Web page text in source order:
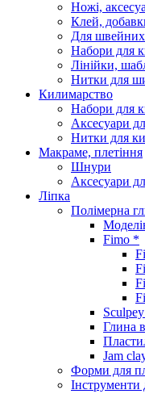
Ножі,
Клей,
Для
Набори для
Лінійки,
Нитки для
Килимарство
Набори для
Аксесуари
Нитки для
Макраме, плетіння
Шнури
Аксесуари
Ліпка
Полімерна
Fimo *
Глина
Jam
Форми для
Інструменти